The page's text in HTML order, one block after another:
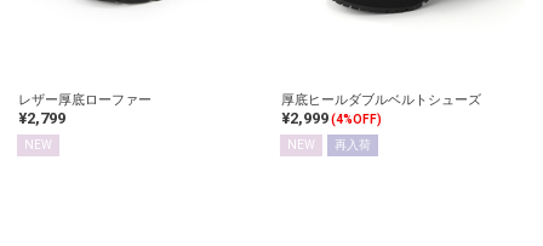
レザー厚底ローファー
¥2,799
NEW
厚底ヒールダブルベルトシューズ
¥2,999(4%OFF)
NEW
再入荷